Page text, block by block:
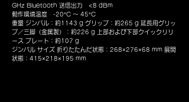
GHz Bluetooth 送信出力 <8 dBm
動作環境温度 -20°C ～ 45°C
重量 ジンバル：約1143 g グリップ：約265 g 延長用グリッ
プ／三脚（金属製）：約226 g
上部および下部クイックリリ
ース プレート：約107 g
ジンバル サイズ 折りたたんだ状態：268×276×68 mm 展開
状態：415×218×195 mm